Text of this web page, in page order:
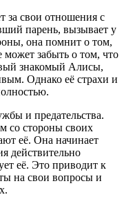
за свои отношения с
парень, вызывает у
она помнит о том,
забыть о том, что
знакомый Алисы,
Однако её страхи и
и предательства.
со стороны своих
её. Она начинает
действительно
её. Это приводит к
на свои вопросы и